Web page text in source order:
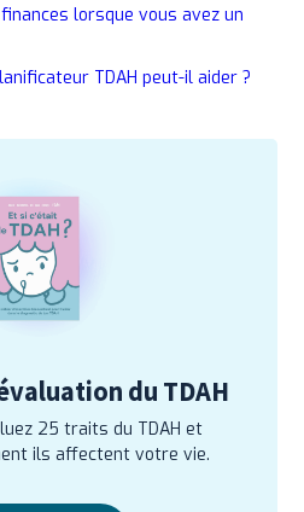
lorsque vous avez un
TDAH peut-il aider ?
du TDAH
25 traits du TDAH et
ils affectent votre vie.